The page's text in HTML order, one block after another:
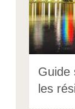
Guide
les